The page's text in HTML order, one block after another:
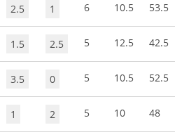
2.5 1 6 10.5 53.5
1.5 2.5 5 12.5 42.5
3.5 0 5 10.5 52.5
1 2 5 10 48